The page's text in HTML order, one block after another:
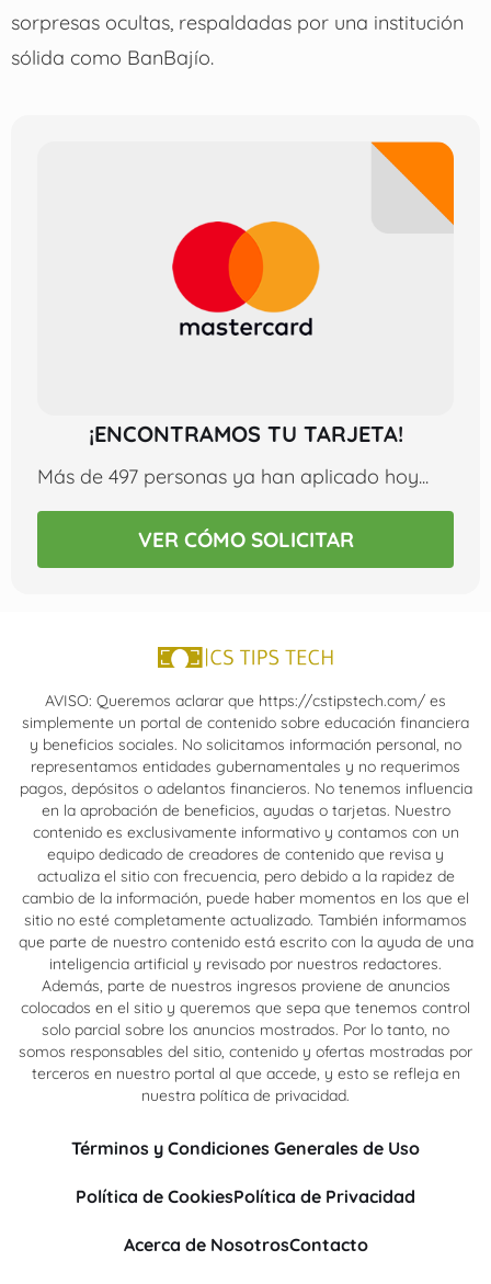
sorpresas ocultas, respaldadas por una institución
sólida como BanBajío.
¡ENCONTRAMOS TU TARJETA!
Más de 497 personas ya han aplicado hoy...
VER CÓMO SOLICITAR
AVISO: Queremos aclarar que https://cstipstech.com/ es
simplemente un portal de contenido sobre educación financiera
y beneficios sociales. No solicitamos información personal, no
representamos entidades gubernamentales y no requerimos
pagos, depósitos o adelantos financieros. No tenemos influencia
en la aprobación de beneficios, ayudas o tarjetas. Nuestro
contenido es exclusivamente informativo y contamos con un
equipo dedicado de creadores de contenido que revisa y
actualiza el sitio con frecuencia, pero debido a la rapidez de
cambio de la información, puede haber momentos en los que el
sitio no esté completamente actualizado. También informamos
que parte de nuestro contenido está escrito con la ayuda de una
inteligencia artificial y revisado por nuestros redactores.
Además, parte de nuestros ingresos proviene de anuncios
colocados en el sitio y queremos que sepa que tenemos control
solo parcial sobre los anuncios mostrados. Por lo tanto, no
somos responsables del sitio, contenido y ofertas mostradas por
terceros en nuestro portal al que accede, y esto se refleja en
nuestra política de privacidad.
Términos y Condiciones Generales de Uso
Política de CookiesPolítica de Privacidad
Acerca de NosotrosContacto